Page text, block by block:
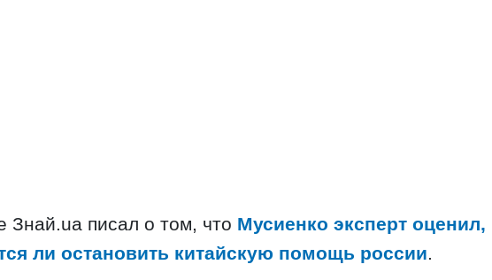
Знай.ua писал о том, что Мусиенко эксперт оценил,
ли остановить китайскую помощь россии.